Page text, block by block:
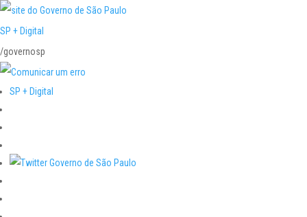
SP + Digital
/governosp
SP + Digital